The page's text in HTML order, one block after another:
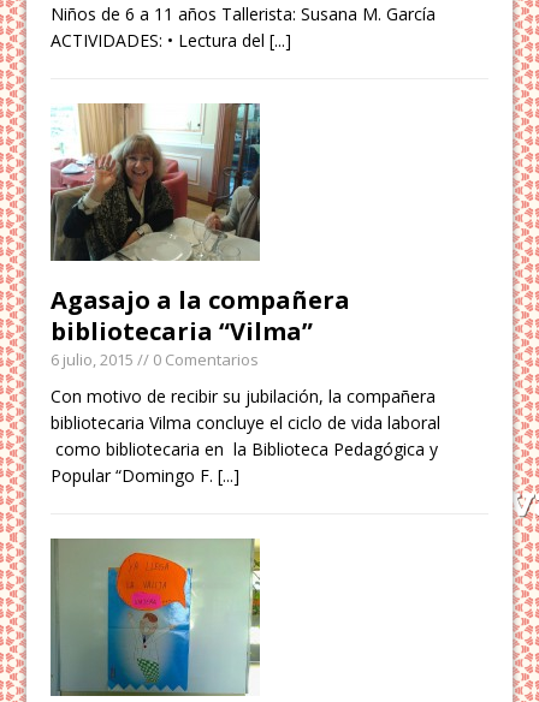
Niños de 6 a 11 años Tallerista: Susana M. García
ACTIVIDADES: • Lectura del[...]
Agasajo a la compañera
bibliotecaria “Vilma”
6 julio, 2015 // 0 Comentarios
Con motivo de recibir su jubilación, la compañera
bibliotecaria Vilma concluye el ciclo de vida laboral
como bibliotecaria en la Biblioteca Pedagógica y
Popular “Domingo F.[...]